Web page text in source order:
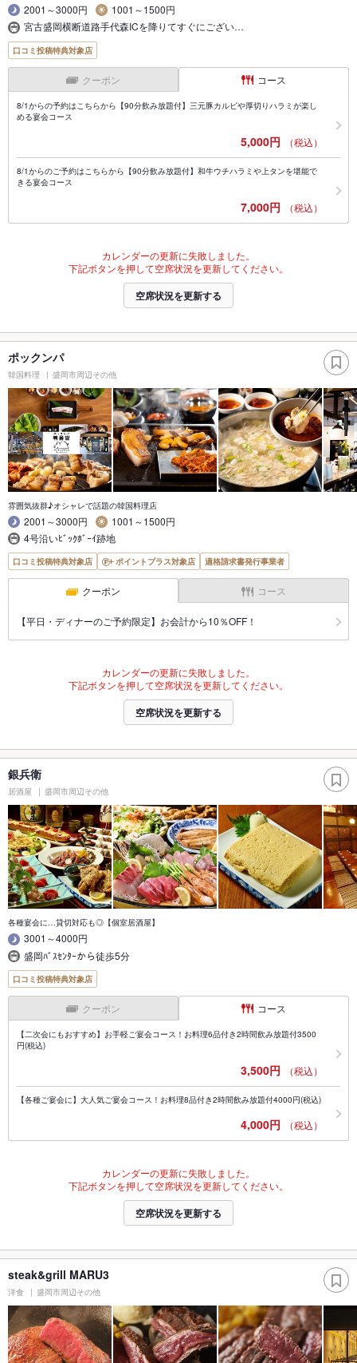
2001～3000円
1001～1500円
宮古盛岡横断道路手代森ICを降りてすぐにござい…
口コミ投稿特典対象店
クーポン コース
8/1からの予約はこちらから【90分飲み放題付】三元豚カルビや厚切りハラミが楽し
める宴会コース
5,000円 （税込）
8/1からのご予約はこちらから【90分飲み放題付】和牛ウチハラミや上タンを堪能で
きる宴会コース
7,000円 （税込）
カレンダーの更新に失敗しました。
下記ボタンを押して空席状況を更新してください。
空席状況を更新する
ポックンパ
韓国料理 盛岡市周辺その他
雰囲気抜群♪オシャレで話題の韓国料理店
2001～3000円
1001～1500円
4号沿いﾋﾞｯｸﾎﾞｰｲ跡地
口コミ投稿特典対象店 ポイントプラス対象店 適格請求書発行事業者
クーポン コース
【平日・ディナーのご予約限定】お会計から10％OFF！
カレンダーの更新に失敗しました。
下記ボタンを押して空席状況を更新してください。
空席状況を更新する
銀兵衛
居酒屋 盛岡市周辺その他
各種宴会に…貸切対応も◎【個室居酒屋】
3001～4000円
盛岡ﾊﾞｽｾﾝﾀｰから徒歩5分
口コミ投稿特典対象店
クーポン コース
【二次会にもおすすめ】お手軽ご宴会コース！お料理6品付き2時間飲み放題付3500
円(税込)
3,500円 （税込）
【各種ご宴会に】大人気ご宴会コース！お料理8品付き2時間飲み放題付4000円(税込)
4,000円 （税込）
カレンダーの更新に失敗しました。
下記ボタンを押して空席状況を更新してください。
空席状況を更新する
steak&grill MARU3
洋食 盛岡市周辺その他